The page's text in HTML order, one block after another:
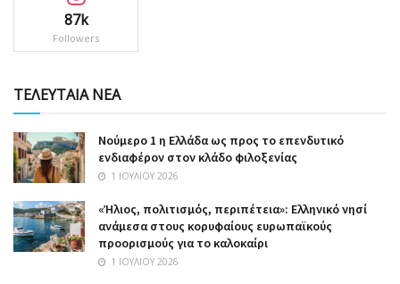
87k
Followers
ΤΕΛΕΥΤΑΙΑ ΝΕΑ
Nούμερο 1 η Ελλάδα ως προς το επενδυτικό
ενδιαφέρον στον κλάδο φιλοξενίας
1 ΙΟΥΛΊΟΥ 2026
«Ήλιος, πολιτισμός, περιπέτεια»: Ελληνικό νησί
ανάμεσα στους κορυφαίους ευρωπαϊκούς
προορισμούς για το καλοκαίρι
1 ΙΟΥΛΊΟΥ 2026